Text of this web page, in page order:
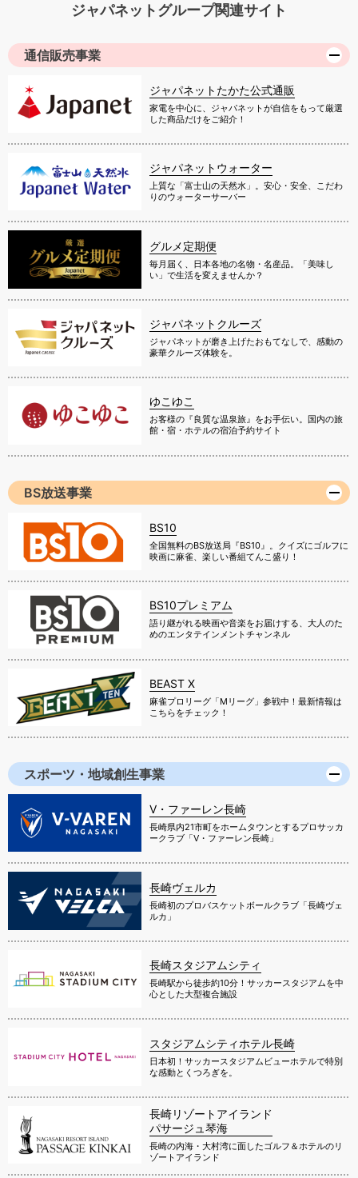
ジャパネットグループ関連サイト
通信販売事業
ジャパネットたかた公式通販
家電を中心に、ジャパネットが自信をもって厳選
した商品だけをご紹介！
ジャパネットウォーター
上質な「富士山の天然水」。安心・安全、こだわ
りのウォーターサーバー
グルメ定期便
毎月届く、日本各地の名物・名産品。「美味し
い」で生活を変えませんか？
ジャパネットクルーズ
ジャパネットが磨き上げたおもてなしで、感動の
豪華クルーズ体験を。
ゆこゆこ
お客様の『良質な温泉旅』をお手伝い。国内の旅
館・宿・ホテルの宿泊予約サイト
BS放送事業
BS10
全国無料のBS放送局『BS10』。クイズにゴルフに
映画に麻雀、楽しい番組てんこ盛り！
BS10プレミアム
語り継がれる映画や音楽をお届けする、大人のた
めのエンタテインメントチャンネル
BEAST X
麻雀プロリーグ「Mリーグ」参戦中！最新情報は
こちらをチェック！
スポーツ・地域創生事業
V・ファーレン長崎
長崎県内21市町をホームタウンとするプロサッカ
ークラブ「V・ファーレン長崎」
長崎ヴェルカ
長崎初のプロバスケットボールクラブ「長崎ヴェ
ルカ」
長崎スタジアムシティ
長崎駅から徒歩約10分！サッカースタジアムを中
心とした大型複合施設
スタジアムシティホテル長崎
日本初！サッカースタジアムビューホテルで特別
な感動とくつろぎを。
長崎リゾートアイランド
パサージュ琴海
長崎の内海・大村湾に面したゴルフ＆ホテルのリ
ゾートアイランド